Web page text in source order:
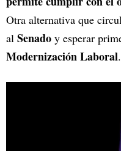
Otra alternativa que
al Senado y esperar
Modernización Laboral.